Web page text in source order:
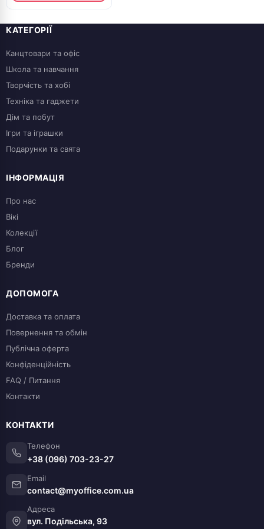
КАТЕГОРІЇ
Канцтовари та офіс
Школа та навчання
Творчість та хобі
Техніка та гаджети
Дім та побут
Ігри та іграшки
Подарунки та свята
ІНФОРМАЦІЯ
Про нас
Вікі
Колекції
Блог
Бренди
ДОПОМОГА
Доставка та оплата
Повернення та обмін
Публічна оферта
Конфіденційність
FAQ / Питання
Контакти
КОНТАКТИ
Телефон
+38 (096) 703-23-27
Email
contact@myoffice.com.ua
Адреса
вул. Подільська, 93